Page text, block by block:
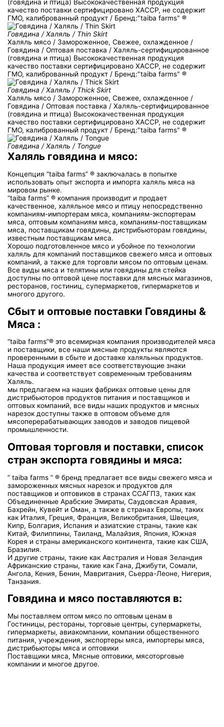
(говядина и птица) Высококачественная продукция
качество поставки сертифицировано ХACCP, не содержит
ГМО, калиброванный продукт / Бренд:"taiba farms" ®
Говядина / Халяль / Thin Skirt
Халяль мясо / Замороженное, Свежее, охлажденное /
Говядина / Оптовая поставка / Халяль-сертифицированное
(говядина и птица) Высококачественная продукция
качество поставки сертифицировано ХACCP, не содержит
ГМО, калиброванный продукт / Бренд:"taiba farms" ®
Говядина / Халяль / Thick Skirt
Халяль мясо / Замороженное, Свежее, охлажденное /
Говядина / Оптовая поставка / Халяль-сертифицированное
(говядина и птица) Высококачественная продукция
качество поставки сертифицировано ХACCP, не содержит
ГМО, калиброванный продукт / Бренд:"taiba farms" ®
Говядина / Халяль / Tongue
Халяль говядина и мясо:
Концепция “taiba farms” ® заключалась в попытке
использовать опыт экспорта и импорта халяль мяса на
мировом рынке.
“taiba farms” ® компания производит и продает
качественное, халяльное мясо и птицу непосредственно
компаниям-импортерам мяса, компаниям-экспортерам
мяса, оптовым компаниям мяса, компаниям-поставщикам
мяса, поставщикам говядины, дистрибьюторам говядины,
известным поставщикам мяса.
Хорошо подготовленное мясо и убойное по технологии
халяль для компаний поставщиков свежего мяса и оптовых
компаний, а также для торговли мясом по оптовым ценам.
Все виды мяса и телятины или говядины для стейка
доступны по оптовой цене поставки для мясных магазинов,
ресторанов, гостиниц, супермаркетов, гипермаркетов и
многого другого.
Сбыт и оптовые поставки Говядины &
Мяса :
“taiba farms”® это всемирная компания производителей мяса
и поставщики, все наши мясные продукты являются
проверенными в сбыте и доставке халяльных продуктов.
Наша продукция имеет все соответствующие знаки
качества и соответствует современным требованиям
Халяль.
мы предлагаем на наших фабриках оптовые цены для
дистрибьюторов продуктов питания и поставщиков и
оптовых компаний, все виды наших продуктов и мясных
нарезок доступны также в оптовом объеме для
мясоперерабатывающих заводов и заводов пищевой
промышленности.
Оптовая торговля и поставки, список
стран экспорта говядины и мяса:
” taiba farms ” ® бренд предлагает все виды свежего мяса и
замороженных мясных нарезок и продуктов для
поставщиков и оптовиков в странах ССАГПЗ, таких как
Объединенные Арабские Эмираты, Саудовская Аравия,
Бахрейн, Кувейт и Оман, а также в странах Европы, таких
как Италия, Греция, Франция, Великобритания, Швеция,
Кипр, Болгария, Испания и азиатские страны, такие как
Китай, Филиппины, Таиланд, Малайзия, Япония, Южная
Корея и страны американского континента, такие как США,
Бразилия.
И другие страны, такие как Австралия и Новая Зеландия
Африканские страны, такие как Гана, Джибути, Сомали,
Ангола, Кения, Бенин, Мавритания, Сьерра-Леоне, Нигерия,
Танзания.
Говядина и мясо поставляются в:
Мы поставляем оптом мясо по оптовым ценам в
Гостиницы, рестораны, торговые центры, супермаркеты,
гипермаркеты, авиакомпании, компании общественного
питания, учреждения, экспортеры мяса, импортеры мяса,
дистрибьюторы мяса и оптовики
Поставщики мяса, Мясные оптовики, мясоторговые
компании и многое другое.